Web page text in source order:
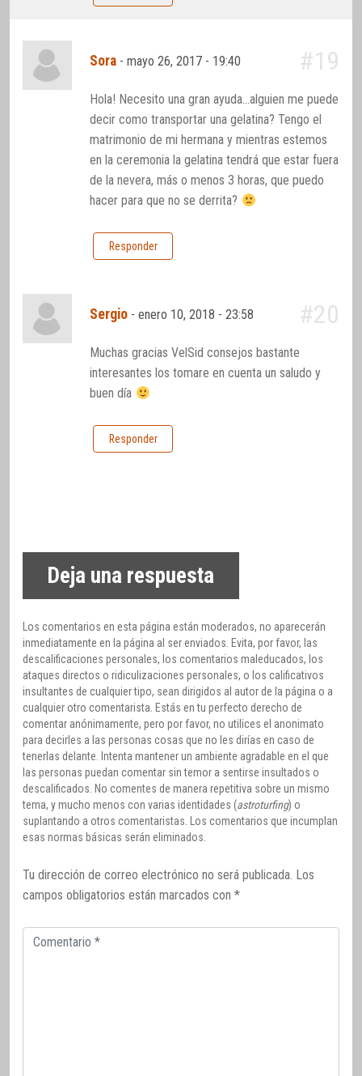
Sora -mayo 26, 2017 - 19:40 #19
Hola! Necesito una gran ayuda…alguien me puede
decir como transportar una gelatina? Tengo el
matrimonio de mi hermana y mientras estemos
en la ceremonia la gelatina tendrá que estar fuera
de la nevera, más o menos 3 horas, que puedo
hacer para que no se derrita?
Responder
Sergio -enero 10, 2018 - 23:58 #20
Muchas gracias VelSid consejos bastante
interesantes los tomare en cuenta un saludo y
buen día
Responder
Deja una respuesta
Los comentarios en esta página están moderados, no aparecerán
inmediatamente en la página al ser enviados. Evita, por favor, las
descalificaciones personales, los comentarios maleducados, los
ataques directos o ridiculizaciones personales, o los calificativos
insultantes de cualquier tipo, sean dirigidos al autor de la página o a
cualquier otro comentarista. Estás en tu perfecto derecho de
comentar anónimamente, pero por favor, no utilices el anonimato
para decirles a las personas cosas que no les dirías en caso de
tenerlas delante. Intenta mantener un ambiente agradable en el que
las personas puedan comentar sin temor a sentirse insultados o
descalificados. No comentes de manera repetitiva sobre un mismo
tema, y mucho menos con varias identidades (astroturfing) o
suplantando a otros comentaristas. Los comentarios que incumplan
esas normas básicas serán eliminados.
Tu dirección de correo electrónico no será publicada. Los
campos obligatorios están marcados con *
Comentario